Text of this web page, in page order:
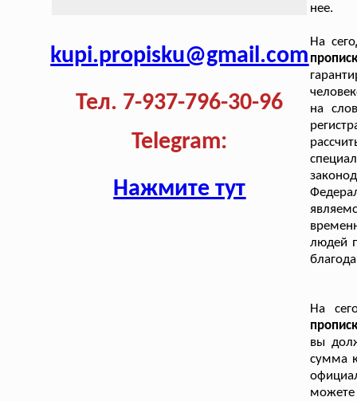
kupi.propisku@gmail.com
Тел. 7-937-796-30-96
Telegram:
Нажмите тут
нее.
На
на
людей
На
вы
сумма
можете